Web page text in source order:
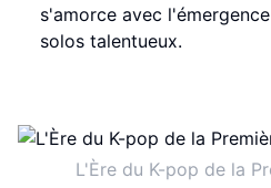
s'amorce avec
solos talentueux.
L'Ère du K-pop de la